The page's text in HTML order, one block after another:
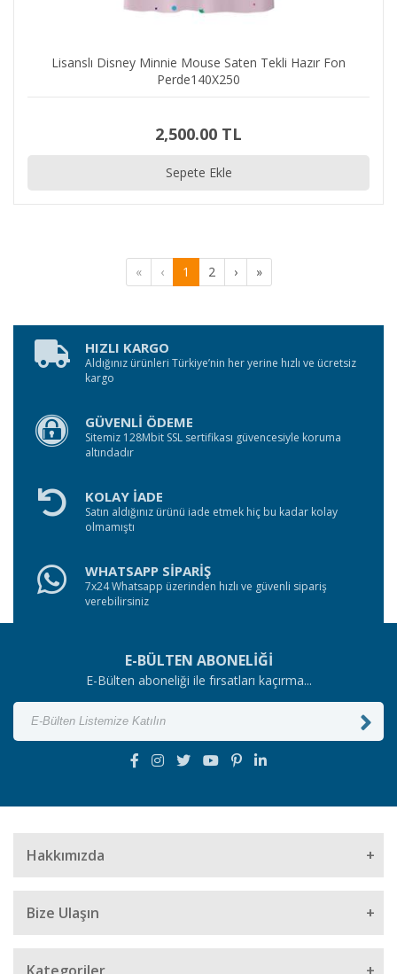
Lisanslı Disney Minnie Mouse Saten Tekli Hazır Fon
Perde140X250
2,500.00 TL
Sepete Ekle
« ‹ 1 2 › »
HIZLI KARGO
Aldığınız ürünleri Türkiye’nin her yerine hızlı ve ücretsiz
kargo
GÜVENLİ ÖDEME
Sitemiz 128Mbit SSL sertifikası güvencesiyle koruma
altındadır
KOLAY İADE
Satın aldığınız ürünü iade etmek hiç bu kadar kolay
olmamıştı
WHATSAPP SİPARİŞ
7x24 Whatsapp üzerinden hızlı ve güvenli sipariş
verebilirsiniz
E-BÜLTEN ABONELİĞİ
E-Bülten aboneliği ile fırsatları kaçırma...
Hakkımızda
Bize Ulaşın
Müşteri Hizmetleri